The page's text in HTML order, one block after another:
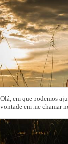
Olá, em que podemos
vontade em me chamar